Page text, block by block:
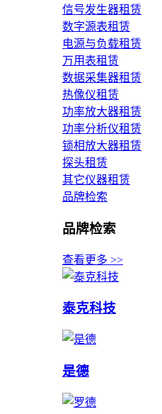
信号发生器租赁
数字源表租赁
电源与负载租赁
万用表租赁
数据采集器租赁
热像仪租赁
功率放大器租赁
功率分析仪租赁
锁相放大器租赁
探头租赁
其它仪器租赁
品牌检索
品牌检索
查看更多 >>
泰克科技
是德